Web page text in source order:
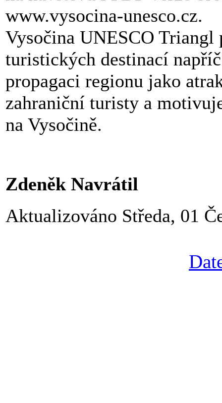
www.vysocina-unesco.cz.
Vysočina UNESCO
turistických destinací
propagaci regionu jako
zahraniční turisty a
na Vysočině.
Zdeněk Navrátil
Aktualizováno Středa, 01